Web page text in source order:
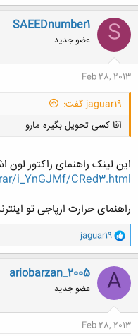
S
SAEEDnumber1
عضو جدید
Feb 28, 2013
jaguar19 گفت:
آقا کسی تحویل بگیره مارو
کلیک
این لینک راهنمای راکتور لون
i_YnGJMf/CRed3.html
راهنمای حرارت ارپاجی تو
و
ا
ک
ن
ش
ه
ا
jaguar19
A
ariobarzan_2005
عضو جدید
Feb 28, 2013